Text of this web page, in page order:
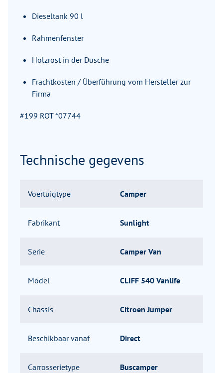
Dieseltank 90 l
Rahmenfenster
Holzrost in der Dusche
Frachtkosten / Überführung vom Hersteller zur
Firma
#199 ROT *07744
Technische gegevens
Voertuigtype Camper
Fabrikant Sunlight
Serie Camper Van
Model CLIFF 540 Vanlife
Chassis Citroen Jumper
Beschikbaar vanaf Direct
Carrosserietype Buscamper